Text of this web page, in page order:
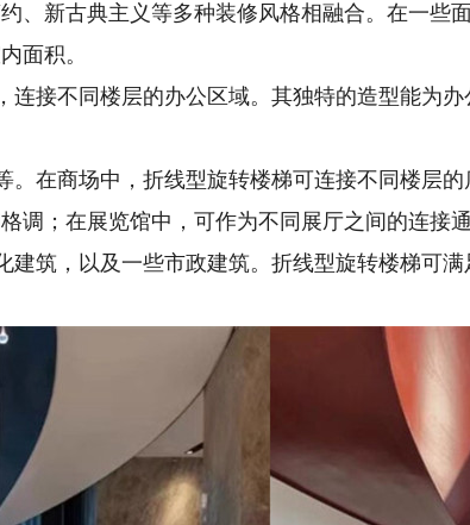
、新古典主义等多种装修风格相融合。在一些
面积。
接不同楼层的办公区域。其独特的造型能为
在商场中，折线型旋转楼梯可连接不同楼层
调；在展览馆中，可作为不同展厅之间的连接
筑，以及一些市政建筑。折线型旋转楼梯可